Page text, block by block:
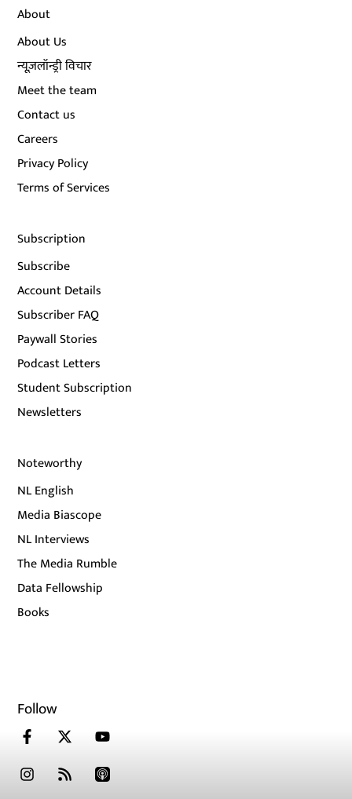
About
About Us
न्यूज़लॉन्ड्री विचार
Meet the team
Contact us
Careers
Privacy Policy
Terms of Services
Subscription
Subscribe
Account Details
Subscriber FAQ
Paywall Stories
Podcast Letters
Student Subscription
Newsletters
Noteworthy
NL English
Media Biascope
NL Interviews
The Media Rumble
Data Fellowship
Books
Follow